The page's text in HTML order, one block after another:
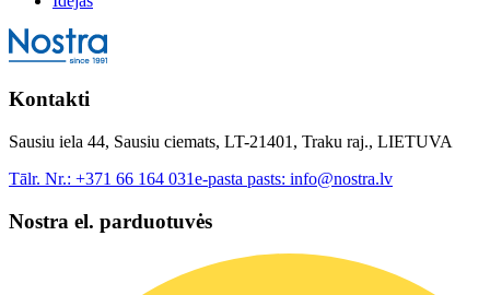
Kontakti
Sausiu iela 44, Sausiu ciemats, LT-21401, Traku raj., LIETUVA
Tālr. Nr.: +371 66 164 031e-pasta pasts: info@nostra.lv
Nostra el. parduotuvės